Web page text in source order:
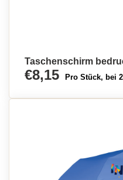
Taschenschirm
€8,15 Pro Stück, bei